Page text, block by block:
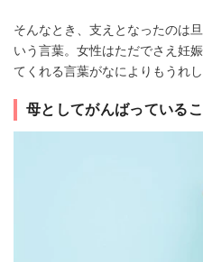
そんなとき、支えとなったのは
いう言葉。女性はただでさえ妊
てくれる言葉がなによりもうれし
母としてがんばっている